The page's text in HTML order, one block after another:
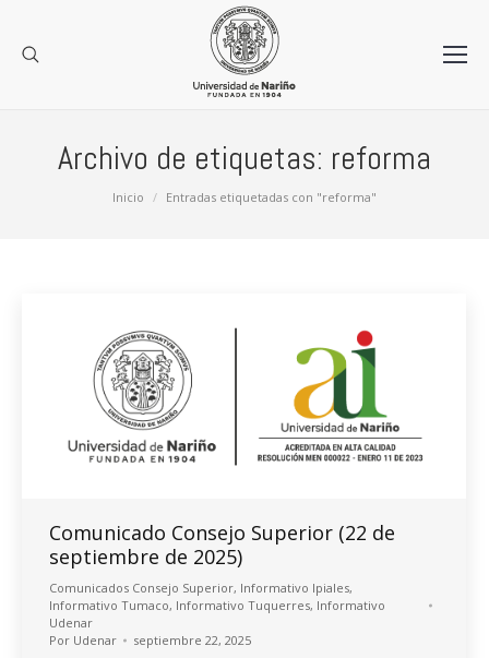
Archivo de etiquetas: reforma
Inicio Entradas etiquetadas con "reforma"
Comunicado Consejo Superior (22 de
septiembre de 2025)
Comunicados Consejo Superior, Informativo Ipiales,
Informativo Tumaco, Informativo Tuquerres, Informativo
Udenar
Por Udenar septiembre 22, 2025